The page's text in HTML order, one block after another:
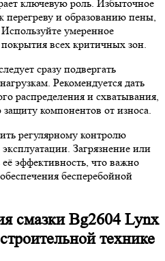
ключевую роль. Избыточное
перегреву и образованию пены,
умеренное
покрытия всех критичных зон.
сразу подвергать
Рекомендуется дать
распределения и схватывания,
компонентов от износа.
регулярному контролю
Загрязнение или
эффективность, что важно
бесперебойной
смазки Bg2604 Lynx
технике